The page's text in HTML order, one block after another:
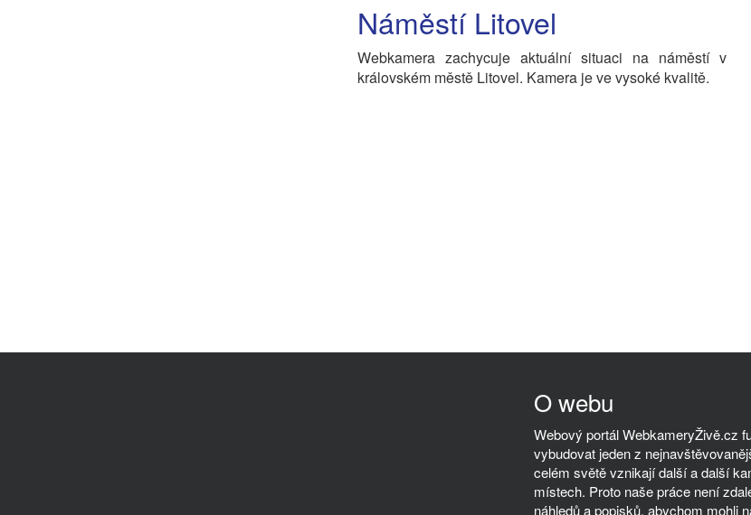
Náměstí Litovel
Webkamera zachycuje aktuální situaci na náměstí v
královském městě Litovel. Kamera je ve vysoké kvalitě.
O webu
Webový portál WebkameryŽivě.cz
vybudovat jeden z
celém světě vznikají další a další
místech. Proto naše práce není
náhledů a popisků, abychom mohli